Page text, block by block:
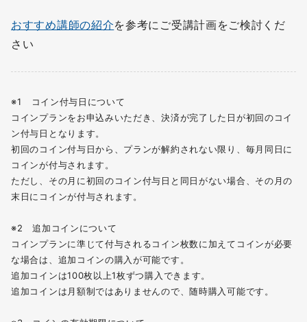
おすすめ講師の紹介を参考にご受講計画をご検討くだ
さい
※1 コイン付与日について
コインプランをお申込みいただき、決済が完了した日が初回のコイ
ン付与日となります。
初回のコイン付与日から、プランが解約されない限り、毎月同日に
コインが付与されます。
ただし、その月に初回のコイン付与日と同日がない場合、その月の
末日にコインが付与されます。
※2 追加コインについて
コインプランに準じて付与されるコイン枚数に加えてコインが必要
な場合は、追加コインの購入が可能です。
追加コインは100枚以上1枚ずつ購⼊できます。
追加コインは月額制ではありませんので、随時購入可能です。